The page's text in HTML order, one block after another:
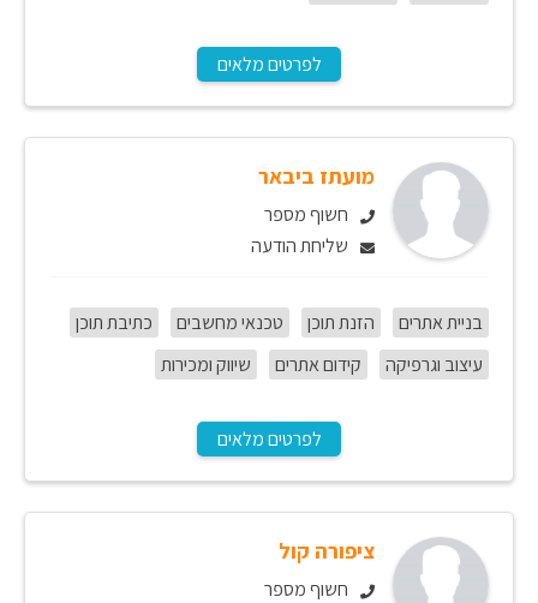
לפרטים מלאים
מועתז ביבאר
חשוף מספר
שליחת הודעה
בניית אתרים הזנת תוכן טכנאי מחשבים
כתיבת תוכן
עיצוב וגרפיקה
קידום אתרים שיווק ומכירות
לפרטים מלאים
ציפורה קול
חשוף מספר